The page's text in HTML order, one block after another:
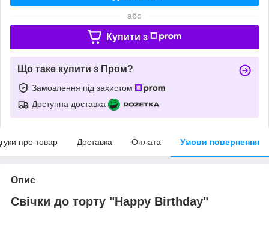
або
Купити з
Що таке купити з Пром?
Замовлення під захистом
Доступна доставка
про товар Доставка Оплата Умови повернення
Опис
Свічки до торту "Happy Birthday"